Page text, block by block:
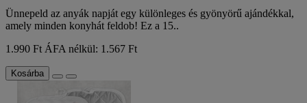
Ünnepeld az anyák napját egy különleges és gyönyörű ajándékkal,
amely minden konyhát feldob! Ez a 15..
1.990 Ft ÁFA nélkül: 1.567 Ft
Kosárba